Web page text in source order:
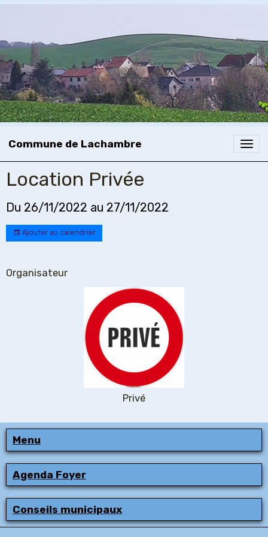
Commune de Lachambre
Location Privée
Du 26/11/2022 au 27/11/2022
Ajouter au calendrier
Organisateur
Privé
Menu
Agenda Foyer
Conseils municipaux